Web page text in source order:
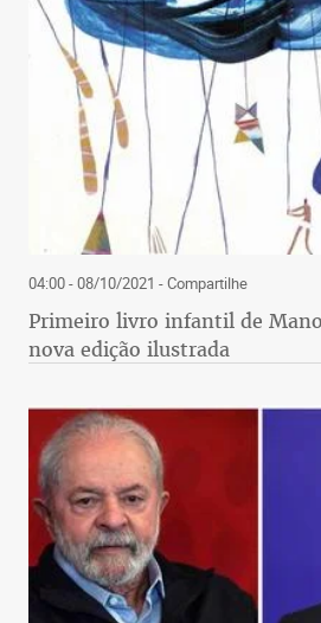
04:00 - 08/10/2021 - Compartilhe
Primeiro livro infantil de
nova edição ilustrada